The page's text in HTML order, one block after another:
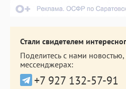
Стали свидетелем
Поделитесь с нами
мессенджерах:
+7 927 132-57-91